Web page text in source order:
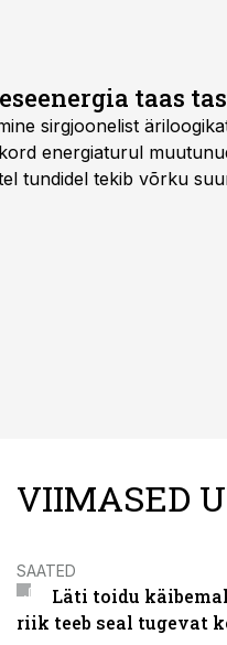
taas
sirgjoonelist
energiaturul
tundidel tekib võrku
VIIMASED
SAATED
Läti toidu
riik teeb seal tugevat